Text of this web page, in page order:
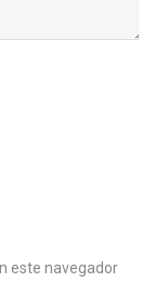
este navegador